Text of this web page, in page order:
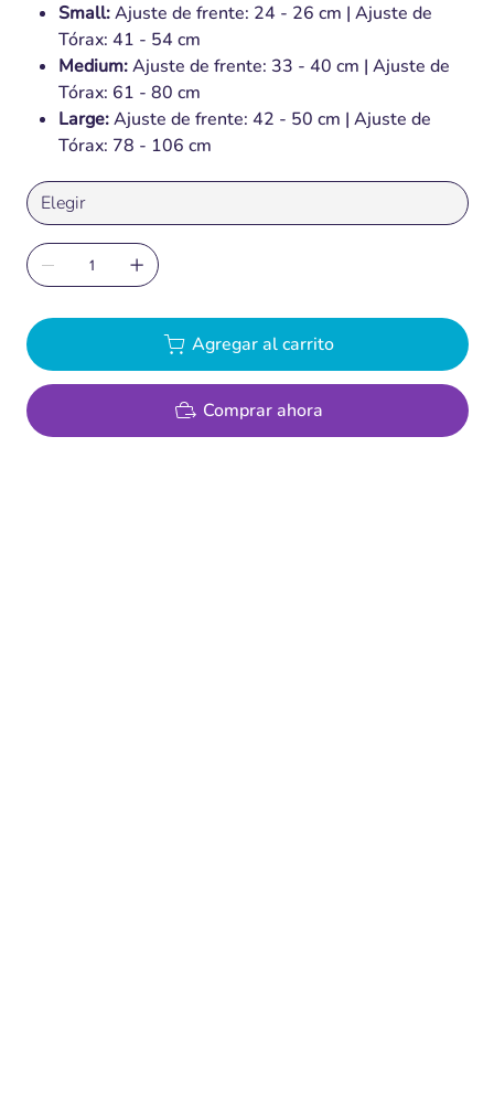
Small:Ajuste de frente: 24 - 26 cm | Ajuste de
Tórax: 41 - 54 cm
Medium:Ajuste de frente: 33 - 40 cm | Ajuste de
Tórax: 61 - 80 cm
Large:Ajuste de frente: 42 - 50 cm | Ajuste de
Tórax: 78 - 106 cm
Agregar al carrito
Comprar ahora